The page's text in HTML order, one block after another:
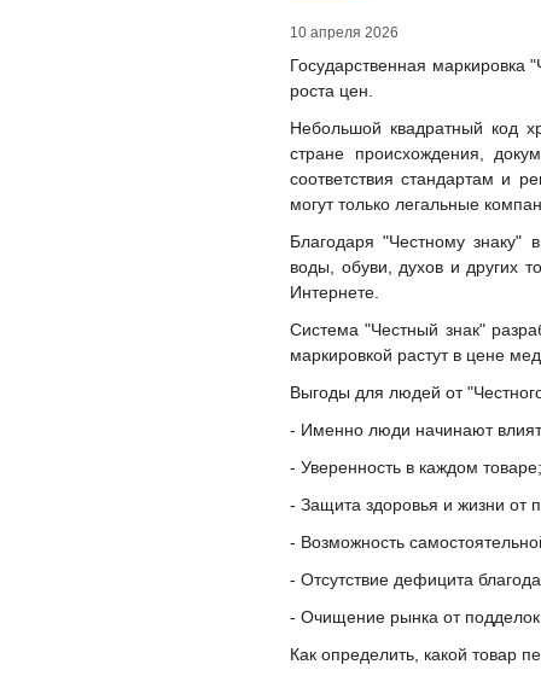
10 апреля 2026
Государственная маркировка
роста цен.
Небольшой квадратный код
стране происхождения,
соответствия стандартам и
могут только легальные
Благодаря "Честному знаку"
воды, обуви, духов и других
Интернете.
Система "Честный знак"
маркировкой растут в цене
Выгоды для людей от
- Именно люди начинают
- Уверенность в каждом товаре;
- Защита здоровья и жизни от
- Возможность
- Отсутствие дефицита
- Очищение рынка от
Как определить, какой товар